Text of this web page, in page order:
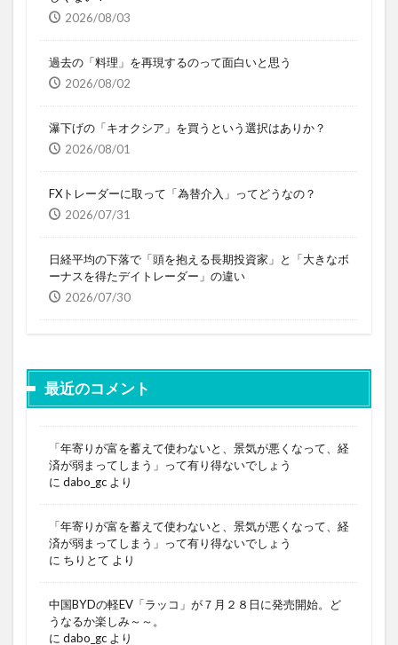
2026/08/03
過去の「料理」を再現するのって面白いと思う
2026/08/02
瀑下げの「キオクシア」を買うという選択はありか？
2026/08/01
FXトレーダーに取って「為替介入」ってどうなの？
2026/07/31
日経平均の下落で「頭を抱える長期投資家」と「大きなボ
ーナスを得たデイトレーダー」の違い
2026/07/30
最近のコメント
「年寄りが富を蓄えて使わないと、景気が悪くなって、経
済が弱まってしまう」って有り得ないでしょう
に dabo_gc より
「年寄りが富を蓄えて使わないと、景気が悪くなって、経
済が弱まってしまう」って有り得ないでしょう
に ちりとて より
中国BYDの軽EV「ラッコ」が７月２８日に発売開始。ど
うなるか楽しみ～～。
に dabo_gc より